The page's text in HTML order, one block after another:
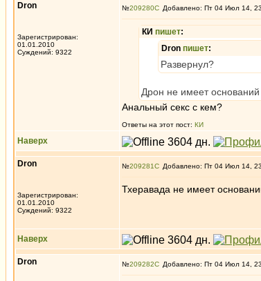
Dron
Зарегистрирован:
01.01.2010
Суждений: 9322
№209280 Добавлено: Пт 04 Июл 14,
КИ пишет:
Dron пишет:
Развернул?
Дрон не имеет
Анальный секс с кем?
Ответы на этот пост: КИ
Наверх
Dron
Зарегистрирован:
01.01.2010
Суждений: 9322
№209281 Добавлено: Пт 04 Июл 14,
Тхеравада не имеет
Наверх
Dron №209282 Добавлено: Пт 04 Июл 14,